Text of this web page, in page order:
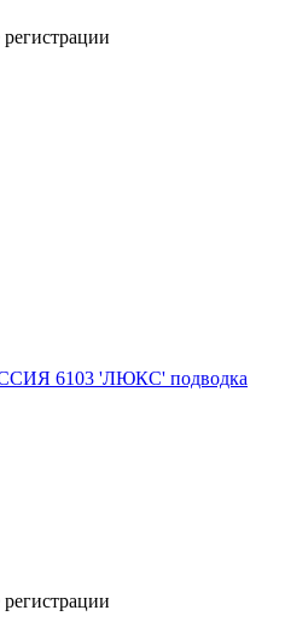
6103 'ЛЮКС' подводка